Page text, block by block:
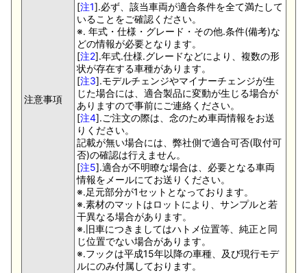
注意事項
[注1].必ず、該当車両が適合条件を全て満たして
いることをご確認ください。
※. 年式・仕様・グレード・その他.条件(備考)な
どの情報が必要となります。
[注2].年式.仕様.グレードなどにより、複数の形
状が存在する車種があります。
[注3].モデルチェンジやマイナーチェンジが生
じた場合には、適合製品に変動が生じる場合が
ありますので事前にご連絡ください。
[注4].ご注文の際は、念のため車両情報をお送
りください。
記載が無い場合には、弊社側で適合可否(取付可
否)の確認は行えません。
[注5].適合が不明瞭な場合は、必要となる車両
情報をメールにてお送りください。
※.足元部分が1セットとなっております。
※.素材のマットはロットにより、サンプルと若
干異なる場合があります。
※.旧車につきましてはハトメ位置等、純正と同
じ位置でない場合があります。
※.フックは平成15年以降の車種、及び現行モデ
ルにのみ付属しております。